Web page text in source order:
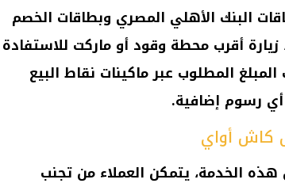
البنك الأهلي المصري وبطاقات الخصم
أقرب محطة وقود أو ماركت للاستفادة
المبلغ المطلوب عبر ماكينات نقاط البيع
رسوم إضافية.
كاش أواي
الخدمة، يتمكن العملاء من تجنب